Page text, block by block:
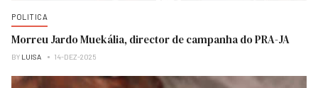
POLITICA
Morreu Jardo Muekália, director de campanha do PRA-JA
BY LUISA 14-DEZ-2025